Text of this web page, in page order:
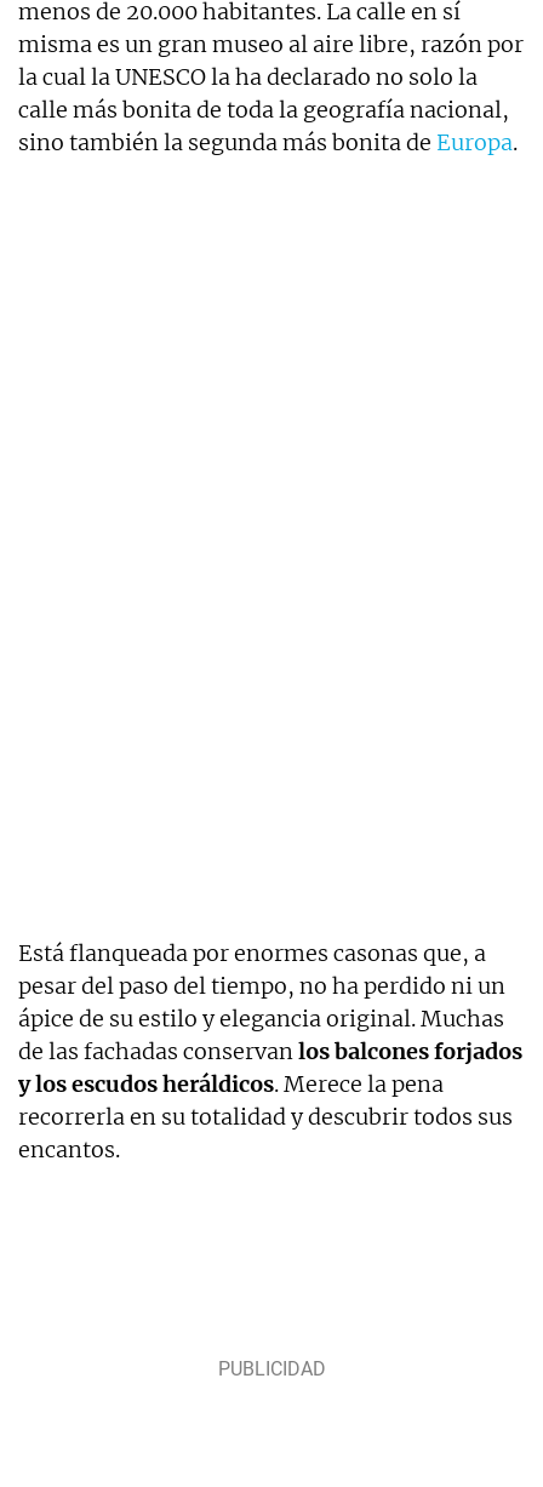
menos de 20.000 habitantes. La calle en sí
misma es un gran museo al aire libre, razón por
la cual la UNESCO la ha declarado no solo la
calle más bonita de toda la geografía nacional,
sino también la segunda más bonita de Europa.
Está flanqueada por enormes casonas que, a
pesar del paso del tiempo, no ha perdido ni un
ápice de su estilo y elegancia original. Muchas
de las fachadas conservanlos balcones forjados
y los escudos heráldicos. Merece la pena
recorrerla en su totalidad y descubrir todos sus
encantos.